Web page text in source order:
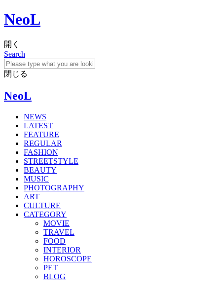
NeoL
開く
Search
閉じる
NeoL
NEWS
LATEST
FEATURE
REGULAR
FASHION
STREETSTYLE
BEAUTY
MUSIC
PHOTOGRAPHY
ART
CULTURE
CATEGORY
MOVIE
TRAVEL
FOOD
INTERIOR
HOROSCOPE
PET
BLOG